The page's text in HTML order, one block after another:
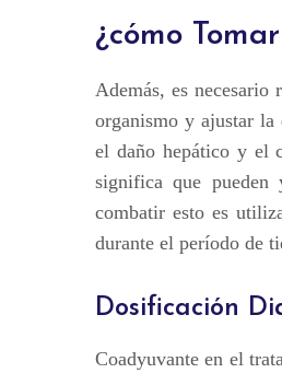
¿cómo
Además, es necesario
organismo y ajustar la
el daño hepático y el
significa que pueden
combatir esto es
durante el período de
Dosificación
Coadyuvante en el